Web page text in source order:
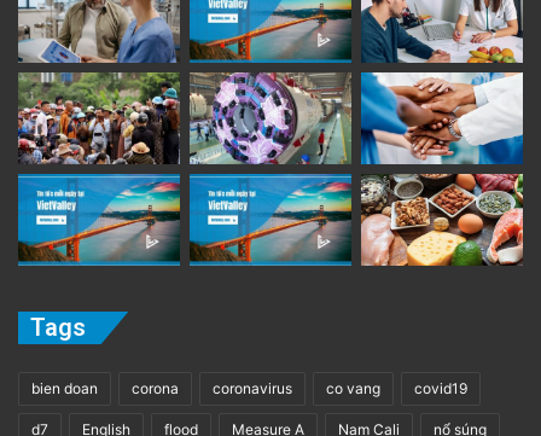
Tags
bien doan corona coronavirus co vang covid19
d7 English flood Measure A Nam Cali nổ súng